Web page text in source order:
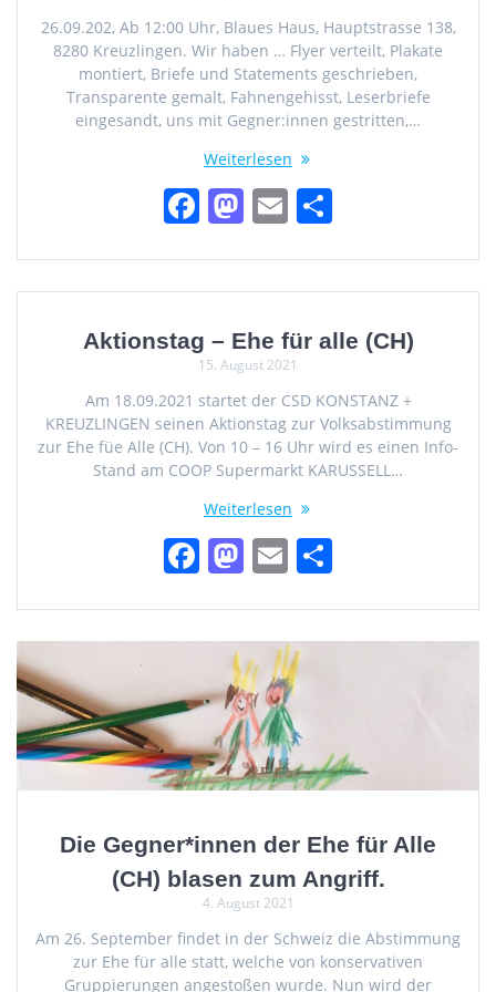
26.09.202, Ab 12:00 Uhr, Blaues Haus, Hauptstrasse 138,
8280 Kreuzlingen. Wir haben … Flyer verteilt, Plakate
montiert, Briefe und Statements geschrieben,
Transparente gemalt, Fahnengehisst, Leserbriefe
eingesandt, uns mit Gegner:innen gestritten,…
Weiterlesen
F
c
b
o
o
k
M
st
d
o
n
E
ai le
Aktionstag – Ehe für alle (CH)
15. August 2021
Am 18.09.2021 startet der CSD KONSTANZ +
KREUZLINGEN seinen Aktionstag zur Volksabstimmung
zur Ehe füe Alle (CH). Von 10 – 16 Uhr wird es einen Info-
Stand am COOP Supermarkt KARUSSELL…
Weiterlesen
F
c
b
o
o
k
M
st
o
d
o
n
E
ai
l
le
Die Gegner*innen der Ehe für Alle
(CH) blasen zum Angriff.
4. August 2021
Am 26. September findet in der Schweiz die Abstimmung
zur Ehe für alle statt, welche von konservativen
Gruppierungen angestoßen wurde. Nun wird der